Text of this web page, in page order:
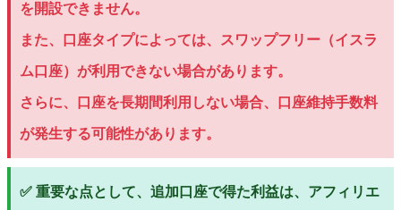
を開設できません。
また、口座タイプによっては、スワップフリー（イスラ
ム口座）が利用できない場合があります。
さらに、口座を長期間利用しない場合、口座維持手数料
が発生する可能性があります。
✅ 重要な点として、追加口座で得た利益は、アフィリエ